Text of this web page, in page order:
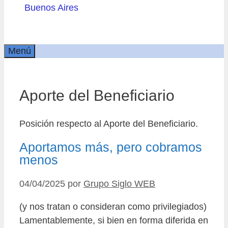
Buenos Aires
Menú
Aporte del Beneficiario
Posición respecto al Aporte del Beneficiario.
Aportamos más, pero cobramos
menos
04/04/2025 por Grupo Siglo WEB
(y nos tratan o consideran como privilegiados)
Lamentablemente, si bien en forma diferida en